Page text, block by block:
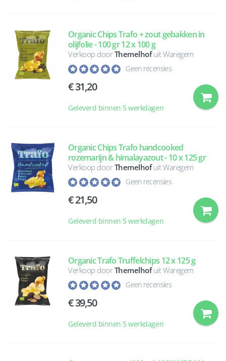
Organic Chips Trafo + zout gebakken in
olijfolie - 100 gr 12 x 100 g
Verkoop doorThemelhofuit Waregem
Geen recensies
31,20
Geleverd binnen 5 werkdagen
Organic Chips Trafo handcooked
rozemarijn & himalayazout - 10 x 125 gr
Verkoop doorThemelhofuit Waregem
Geen recensies
21,50
Geleverd binnen 5 werkdagen
Organic Trafo Truffelchips 12 x 125 g
Verkoop doorThemelhofuit Waregem
Geen recensies
39,50
Geleverd binnen 5 werkdagen